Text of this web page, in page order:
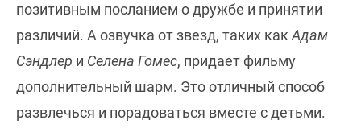
позитивным посланием о дружбе и принятии
различий. А озвучка от звезд, таких какАдам
Сэндлер и Селена Гомес, придает фильму
дополнительный шарм. Это отличный способ
развлечься и порадоваться вместе с детьми.